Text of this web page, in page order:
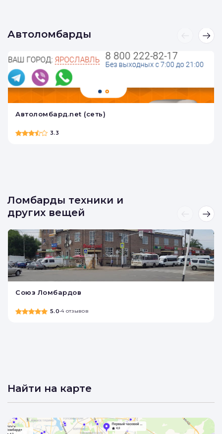
Автоломбарды
Автоломбард.net (сеть)
3.3
Ломбарды техники и
других вещей
Союз Ломбардов
5.0•4 отзывов
Найти на карте